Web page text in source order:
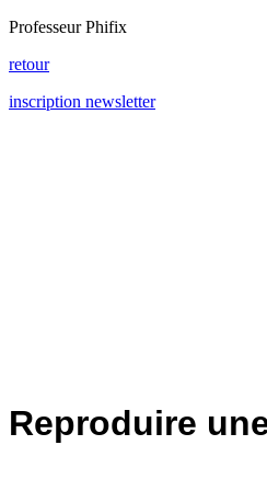
Professeur Phifix
retour
inscription newsletter
Reproduire